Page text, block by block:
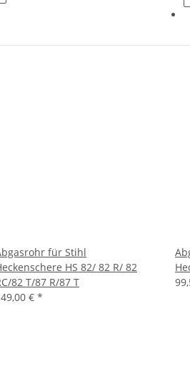
für Stihl
HS 82/ 82 R/ 82
82 T/87 R/87 T
€ *